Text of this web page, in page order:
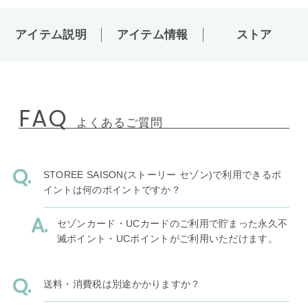
アイテム説明 アイテム情報 ストア
FAQ よくあるご質問
STOREE SAISON(ストーリー セゾン)で利用できるポ
イントは何のポイントですか？
セゾンカード・UCカードのご利用で貯まった永久不
滅ポイント・UCポイントがご利用いただけます。
送料・消費税は別途かかりますか？